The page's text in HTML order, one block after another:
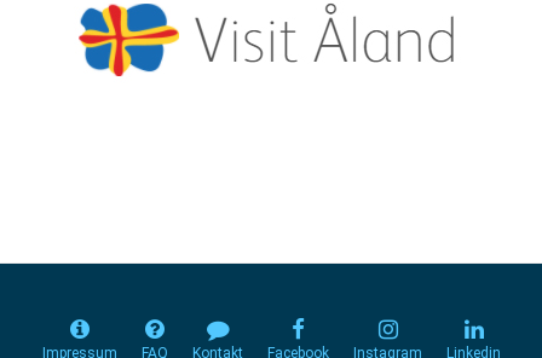
Impressum FAQ Kontakt Facebook Instagram Linkedin